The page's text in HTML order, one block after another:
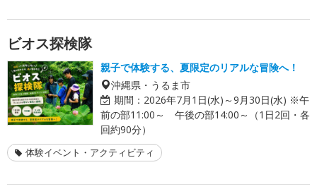
ビオス探検隊
親子で体験する、夏限定のリアルな冒険へ！
沖縄県・うるま市
期間： 2026年7月1日(水)～9月30日(水) ※午
前の部11:00～ 午後の部14:00～（1日2回・各
回約90分）
体験イベント・アクティビティ